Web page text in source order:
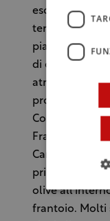
terra evitando
pianta e del
di continui
atmosferici e
produce l’olio
Come la dolce
Frantoio,
Carolea e
primi di
olive
frantoio. Molti